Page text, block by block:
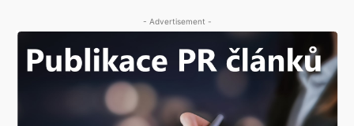
- Advertisement -